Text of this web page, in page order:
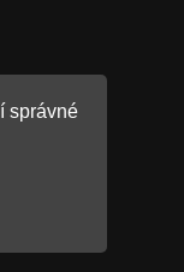
správné